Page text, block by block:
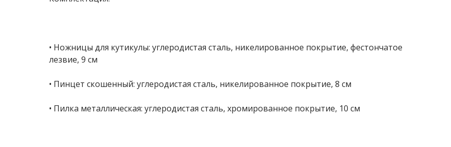
• Ножницы для кутикулы: углеродистая сталь, никелированное покрытие, фестончатое
лезвие, 9 см
• Пинцет скошенный: углеродистая сталь, никелированное покрытие, 8 см
• Пилка металлическая: углеродистая сталь, хромированное покрытие, 10 см